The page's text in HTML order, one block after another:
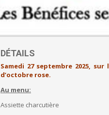
DÉTAILS
Samedi 27 septembre 2025,
d’octobre rose.
Au menu:
Assiette charcutière